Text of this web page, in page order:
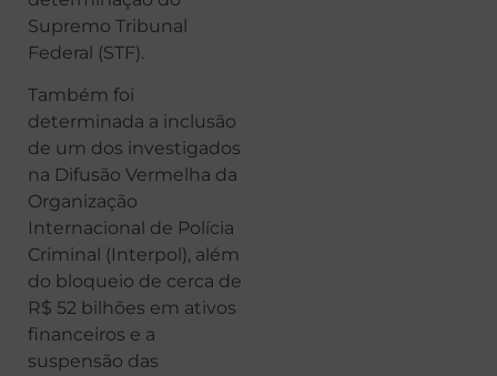
Supremo Tribunal
Federal (STF).
Também foi
determinada a inclusão
de um dos investigados
na Difusão Vermelha da
Organização
Internacional de Polícia
Criminal (Interpol), além
do bloqueio de cerca de
R$ 52 bilhões em ativos
financeiros e a
suspensão das